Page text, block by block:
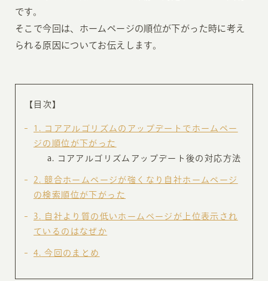
です。
そこで今回は、ホームページの順位が下がった時に考え
られる原因についてお伝えします。
【目次】
1
コアアルゴリズムのアップデートでホームペー
ジの順位が下がった
コアアルゴリズムアップデート後の対応方法
2
競合ホームページが強くなり自社ホームページ
の検索順位が下がった
3
自社より質の低いホームページが上位表示され
ているのはなぜか
4 今回のまとめ